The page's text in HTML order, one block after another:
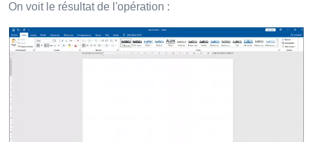
On voit le résultat de l'opération :